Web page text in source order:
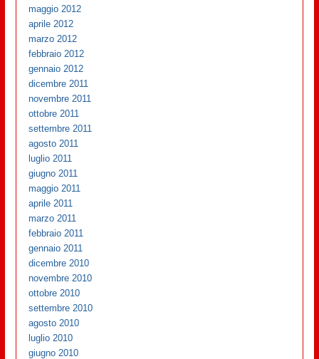
maggio 2012
aprile 2012
marzo 2012
febbraio 2012
gennaio 2012
dicembre 2011
novembre 2011
ottobre 2011
settembre 2011
agosto 2011
luglio 2011
giugno 2011
maggio 2011
aprile 2011
marzo 2011
febbraio 2011
gennaio 2011
dicembre 2010
novembre 2010
ottobre 2010
settembre 2010
agosto 2010
luglio 2010
giugno 2010